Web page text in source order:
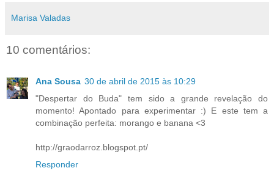
Marisa Valadas
10 comentários:
Ana Sousa 30 de abril de 2015 às 10:29
"Despertar do Buda" tem sido a grande revelação do
momento! Apontado para experimentar :) E este tem a
combinação perfeita: morango e banana <3
http://graodarroz.blogspot.pt/
Responder